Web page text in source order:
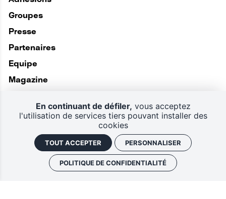
Groupes
Presse
Partenaires
Equipe
Magazine
Politique de confidentialité Plan du site
CGV
En continuant de défiler, vous acceptez
l'utilisation de services tiers pouvant installer des
cookies
TOUT ACCEPTER PERSONNALISER
POLITIQUE DE CONFIDENTIALITÉ